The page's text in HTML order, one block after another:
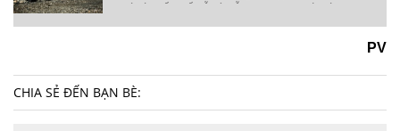
giá bán thấp nhất vẫn là mẫu Toyota Wigo với giá
PV
CHIA SẺ ĐẾN BẠN BÈ: